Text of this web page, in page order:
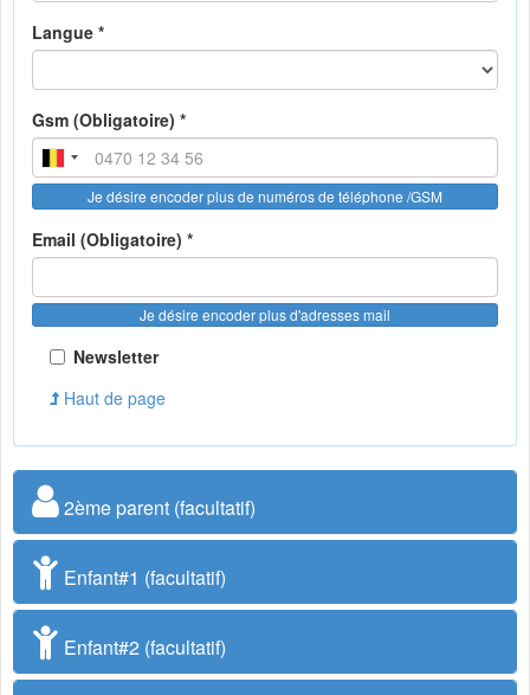
Langue *
Gsm (Obligatoire) *
Je désire encoder plus de numéros de téléphone /GSM
Email (Obligatoire) *
Je désire encoder plus d'adresses mail
Newsletter
Haut de page
2ème parent (facultatif)
Enfant#1 (facultatif)
Enfant#2 (facultatif)